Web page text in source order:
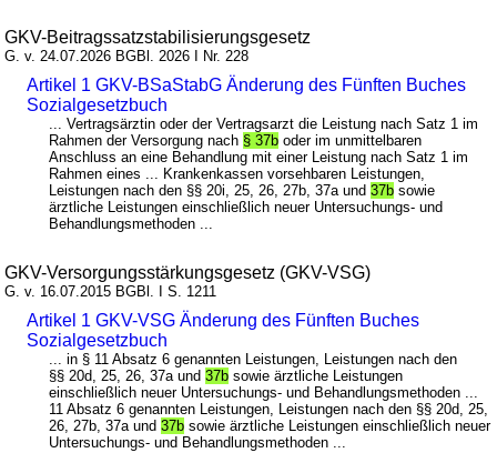
GKV-Beitragssatzstabilisierungsgesetz
G. v. 24.07.2026 BGBl. 2026 I Nr. 228
Artikel 1 GKV-BSaStabG Änderung des Fünften Buches
Sozialgesetzbuch
... Vertragsärztin oder der Vertragsarzt die Leistung nach Satz 1 im
Rahmen der Versorgung nach § 37b oder im unmittelbaren
Anschluss an eine Behandlung mit einer Leistung nach Satz 1 im
Rahmen eines ... Krankenkassen vorsehbaren Leistungen,
Leistungen nach den §§ 20i, 25, 26, 27b, 37a und37b sowie
ärztliche Leistungen einschließlich neuer Untersuchungs- und
Behandlungsmethoden ...
GKV-Versorgungsstärkungsgesetz (GKV-VSG)
G. v. 16.07.2015 BGBl. I S. 1211
Artikel 1 GKV-VSG Änderung des Fünften Buches
Sozialgesetzbuch
... in § 11 Absatz 6 genannten Leistungen, Leistungen nach den
§§ 20d, 25, 26, 37a und37b sowie ärztliche Leistungen
einschließlich neuer Untersuchungs- und Behandlungsmethoden ...
11 Absatz 6 genannten Leistungen, Leistungen nach den §§ 20d, 25,
26, 27b, 37a und37b sowie ärztliche Leistungen einschließlich neuer
Untersuchungs- und Behandlungsmethoden ...